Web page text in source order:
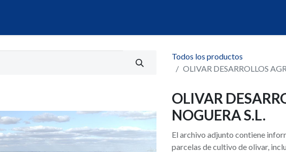
Todos los productos
OLIVAR DESARROLLOS
OLIVAR
NOGUERA S.L.
El archivo adjunto contiene
parcelas de cultivo de olivar,